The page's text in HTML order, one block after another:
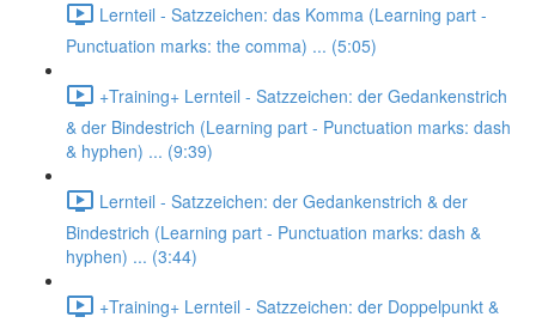
Lernteil - Satzzeichen: das Komma (Learning part -
Punctuation marks: the comma) ... (5:05)
+Training+ Lernteil - Satzzeichen: der Gedankenstrich
& der Bindestrich (Learning part - Punctuation marks: dash
& hyphen) ... (9:39)
Lernteil - Satzzeichen: der Gedankenstrich & der
Bindestrich (Learning part - Punctuation marks: dash &
hyphen) ... (3:44)
+Training+ Lernteil - Satzzeichen: der Doppelpunkt &